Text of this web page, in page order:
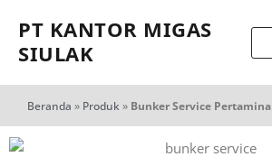
PT KANTOR MIGAS
SIULAK
Beranda » Produk » Bunker Service Pertamina